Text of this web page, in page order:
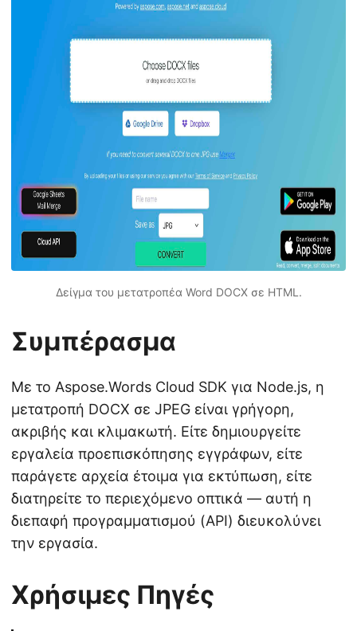
Δείγμα του μετατροπέα Word DOCX σε HTML.
Συμπέρασμα
Με το Aspose.Words Cloud SDK για Node.js, η
μετατροπή DOCX σε JPEG είναι γρήγορη,
ακριβής και κλιμακωτή. Είτε δημιουργείτε
εργαλεία προεπισκόπησης εγγράφων, είτε
παράγετε αρχεία έτοιμα για εκτύπωση, είτε
διατηρείτε το περιεχόμενο οπτικά — αυτή η
διεπαφή προγραμματισμού (API) διευκολύνει
την εργασία.
Χρήσιμες Πηγές